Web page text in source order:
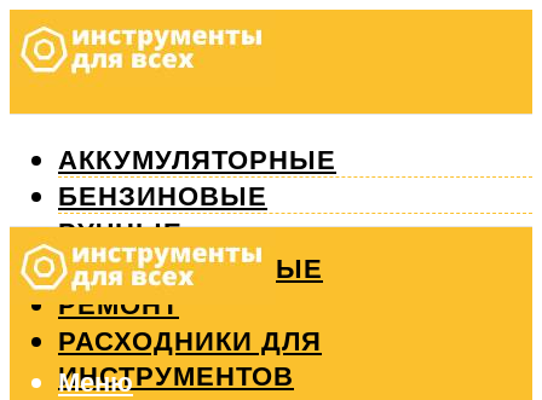
АККУМУЛЯТОРНЫЕ
БЕНЗИНОВЫЕ
РУЧНЫЕ
ИЗМЕРИТЕЛЬНЫЕ
РЕМОНТ
РАСХОДНИКИ ДЛЯ
ИНСТРУМЕНТОВ
Меню